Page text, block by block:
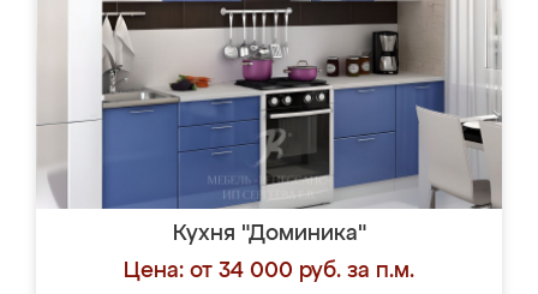
Кухня "Доминика"
Цена: от 34 000 руб. за п.м.